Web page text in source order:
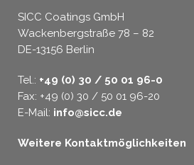
SICC Coatings GmbH
Wackenbergstraße 78 – 82
DE-13156 Berlin
Tel.: +49 (0) 30 / 50 01 96-0
Fax: +49 (0) 30 / 50 01 96-20
E-Mail: info@sicc.de
Weitere Kontaktmöglichkeiten